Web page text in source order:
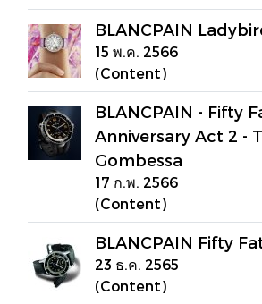
BLANCPAIN
15 พ.ค. 2566
(Content)
BLANCPAIN - Fifty
Anniversary Act 2 -
Gombessa
17 ก.พ. 2566
(Content)
BLANCPAIN Fifty
23 ธ.ค. 2565
(Content)